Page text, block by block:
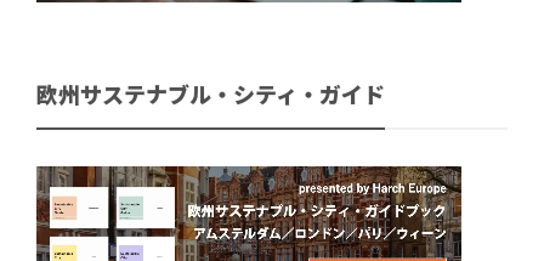
欧州サステナブル・シティ・ガイド